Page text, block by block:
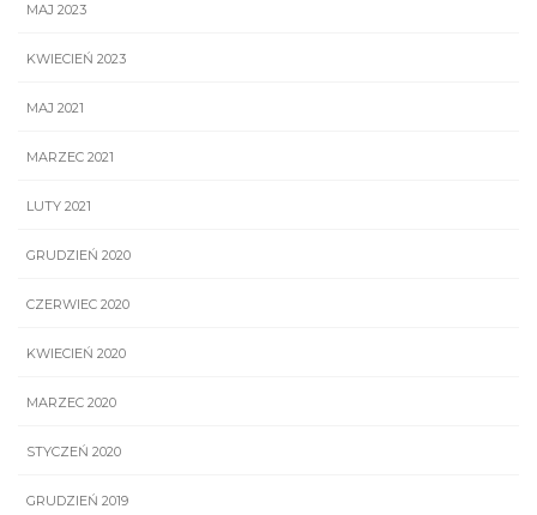
MAJ 2023
KWIECIEŃ 2023
MAJ 2021
MARZEC 2021
LUTY 2021
GRUDZIEŃ 2020
CZERWIEC 2020
KWIECIEŃ 2020
MARZEC 2020
STYCZEŃ 2020
GRUDZIEŃ 2019